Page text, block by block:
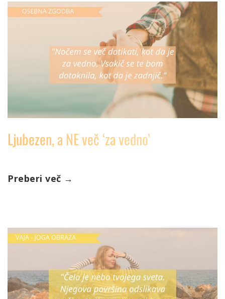
Ljubezen, a NE več ‘za vedno’
Preberi več →